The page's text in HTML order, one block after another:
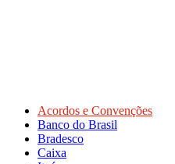
Acordos e Convenções
Banco do Brasil
Bradesco
Caixa